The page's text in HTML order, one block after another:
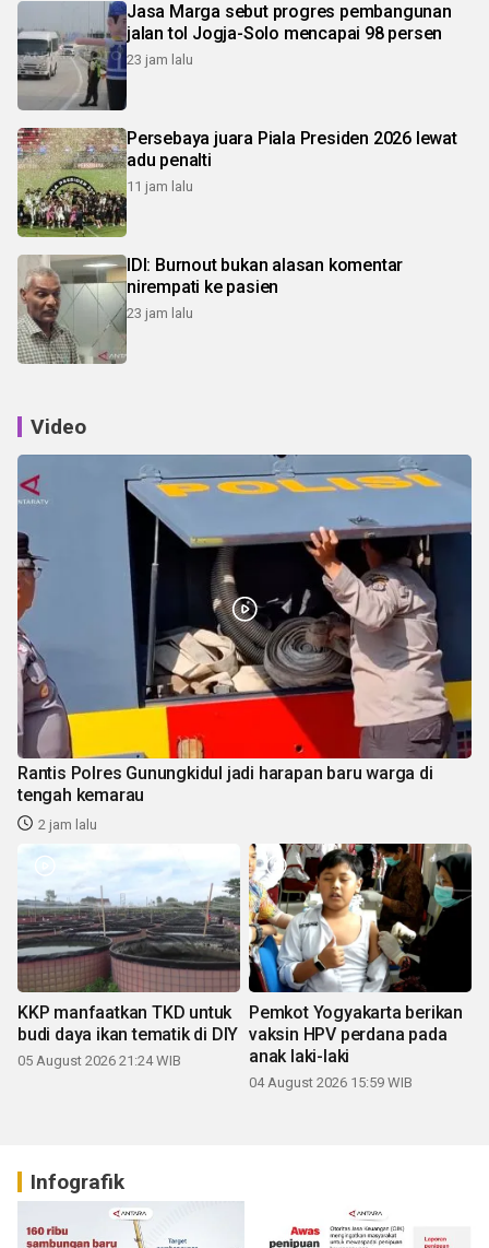
Jasa Marga sebut progres pembangunan
jalan tol Jogja-Solo mencapai 98 persen
23 jam lalu
Persebaya juara Piala Presiden 2026 lewat
adu penalti
11 jam lalu
IDI: Burnout bukan alasan komentar
nirempati ke pasien
23 jam lalu
Video
Rantis Polres Gunungkidul jadi harapan baru warga di
tengah kemarau
2 jam lalu
KKP manfaatkan TKD untuk
budi daya ikan tematik di DIY
05 August 2026 21:24 WIB
Pemkot Yogyakarta berikan
vaksin HPV perdana pada
anak laki-laki
04 August 2026 15:59 WIB
Infografik